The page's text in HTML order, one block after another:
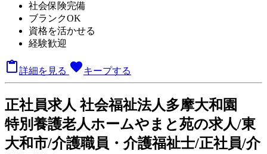
社会保険完備
ブランクOK
資格を活かせる
経験歓迎
 詳細を見る favoriteキープする
正社員求人 社会福祉法人多摩大和園
特別養護老人ホームやまと苑の求人/東
大和市/介護職員・介護福祉士/正社員/介